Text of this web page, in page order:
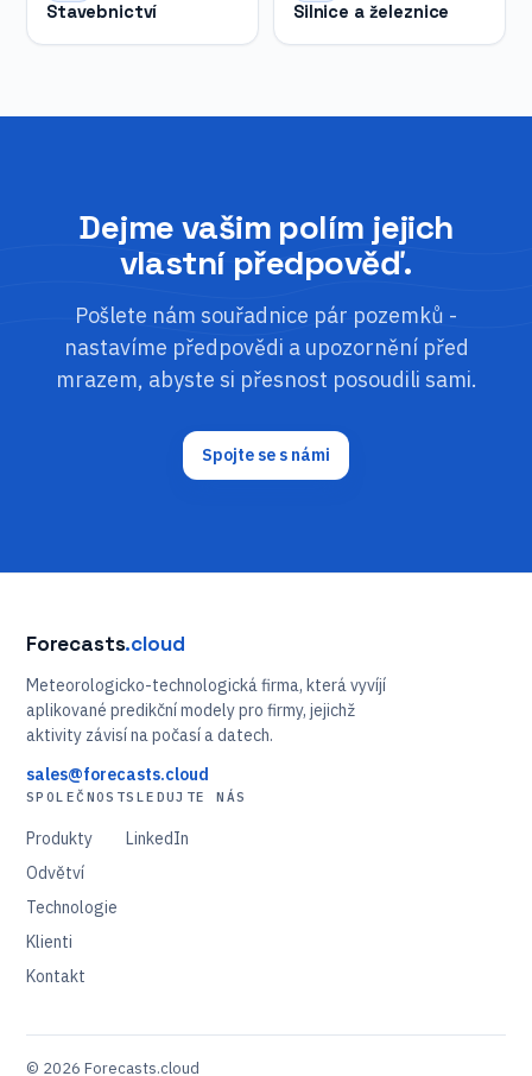
Stavebnictví Silnice a železnice
Dejme vašim polím jejich
vlastní předpověď.
Pošlete nám souřadnice pár pozemků -
nastavíme předpovědi a upozornění před
mrazem, abyste si přesnost posoudili sami.
Spojte se s námi
Forecasts.cloud
Meteorologicko-technologická firma, která vyvíjí
aplikované predikční modely pro firmy, jejichž
aktivity závisí na počasí a datech.
sales@forecasts.cloud
SPOLEČNOST
Produkty
Odvětví
Technologie
Klienti
Kontakt
SLEDUJTE NÁS
LinkedIn
© 2026 Forecasts.cloud